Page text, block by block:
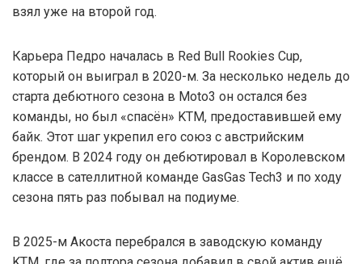
взял уже на второй год.
Карьера Педро началась в Red Bull Rookies Cup,
который он выиграл в 2020-м. За несколько недель до
старта дебютного сезона в Moto3 он остался без
команды, но был «спасён» KTM, предоставившей ему
байк. Этот шаг укрепил его союз с австрийским
брендом. В 2024 году он дебютировал в Королевском
классе в сателлитной команде GasGas Tech3 и по ходу
сезона пять раз побывал на подиуме.
В 2025-м Акоста перебрался в заводскую команду